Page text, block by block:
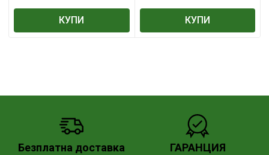
КУПИ КУПИ
Безплатна доставка ГАРАНЦИЯ